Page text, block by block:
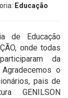
Educação
de Educação
onde todas
da
o
pais de
GENILSON